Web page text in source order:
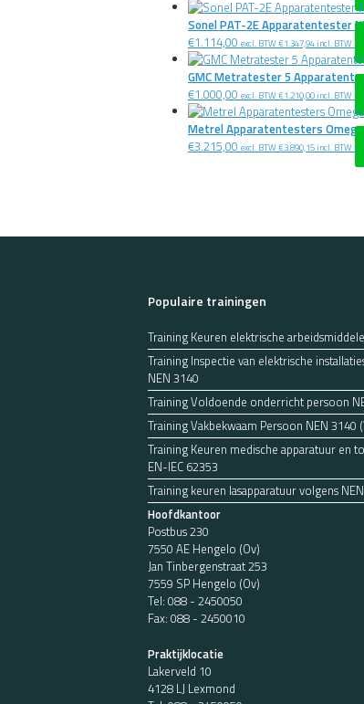
Sonel PAT-2E Apparatentester
€1.114,00 excl. BTW €1.347,94 incl. BTW
GMC Metratester 5
€1.000,00 excl. BTW €1.210,00 incl. BTW
Metrel Apparatentesters Omega
€3.215,00 excl. BTW €3.890,15 incl. BTW
Populaire trainingen
Training Keuren elektrische
Training Inspectie van elektrische
NEN 3140
Training Voldoende onderricht persoon
Training Vakbekwaam Persoon NEN 3140
Training Keuren medische apparatuur en
EN-IEC 62353
Training keuren lasapparatuur volgens
Hoofdkantoor
Postbus 230
7550 AE Hengelo (Ov)
Jan Tinbergenstraat 253
7559 SP Hengelo (Ov)
Tel: 088 - 2450050
Fax: 088 - 2450010
Praktijklocatie
Lakerveld 10
4128 LJ Lexmond